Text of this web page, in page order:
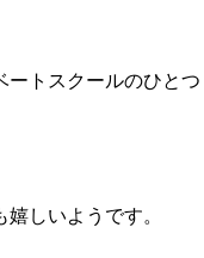
ートスクールのひとつ
しいようです。